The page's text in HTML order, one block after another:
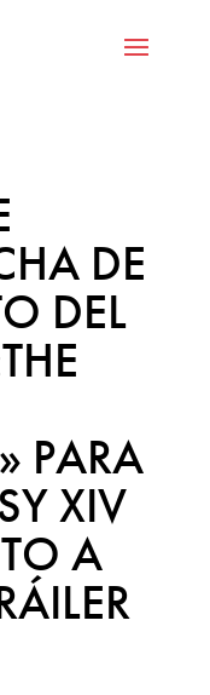
DE
DEL
PARA
XIV
A